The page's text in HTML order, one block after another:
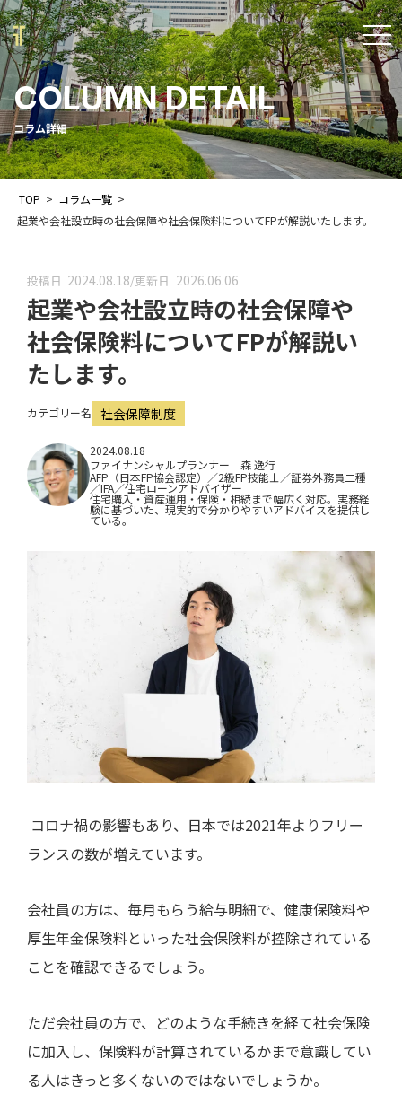
t
o
g
g
l
e
n
COLUMN DETAIL
コラム詳細
TOP > コラム一覧 >
起業や会社設立時の社会保障や社会保険料についてFPが解説いたします。
投稿日 2024.08.18/更新日 2026.06.06
起業や会社設立時の社会保障や
社会保険料についてFPが解説い
たします。
カテゴリー名 社会保障制度
2024.08.18
ファイナンシャルプランナー 森 逸行
AFP（日本FP協会認定）／2級FP技能士／証券外務員二種
／IFA／住宅ローンアドバイザー
住宅購入・資産運用・保険・相続まで幅広く対応。実務経
験に基づいた、現実的で分かりやすいアドバイスを提供し
ている。
コロナ禍の影響もあり、日本では2021年よりフリー
ランスの数が増えています。
会社員の方は、毎月もらう給与明細で、健康保険料や
厚生年金保険料といった社会保険料が控除されている
ことを確認できるでしょう。
ただ会社員の方で、どのような手続きを経て社会保険
に加入し、保険料が計算されているかまで意識してい
る人はきっと多くないのではないでしょうか。